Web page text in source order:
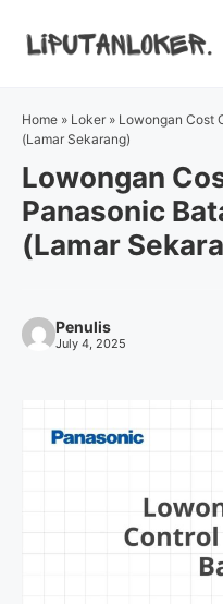
Home » Loker » Lowongan Cost
(Lamar Sekarang)
Lowongan
Panasonic
(Lamar
Penulis
July 4, 2025